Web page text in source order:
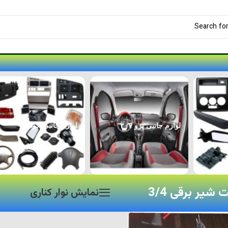
لوازم جانبی پژو ۲۰۷ لوازم جانبی خودرو
شیر برقی 3/4 نمایش نوار کناری